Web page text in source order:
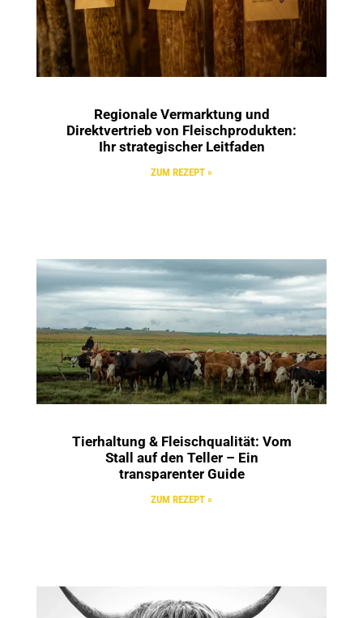
Regionale Vermarktung und
Direktvertrieb von Fleischprodukten:
Ihr strategischer Leitfaden
ZUM REZEPT »
Tierhaltung & Fleischqualität: Vom
Stall auf den Teller – Ein
transparenter Guide
ZUM REZEPT »